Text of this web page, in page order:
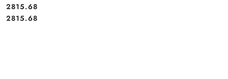
Cena:
2815.68
Cena:
2815.68